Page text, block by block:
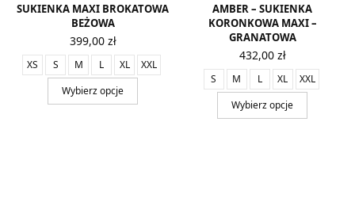
SUKIENKA MAXI BROKATOWA
BEŻOWA
399,00 zł
XS S M L XL
XXL
Wybierz opcje
AMBER – SUKIENKA
KORONKOWA MAXI –
GRANATOWA
432,00 zł
S M L XL
XXL
Wybierz opcje